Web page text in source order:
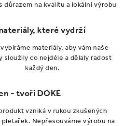
důrazem na kvalitu a lokální výrobu
které vydrží
materiály, aby vám naše
sloužily co nejdéle a dělaly radost
každý den.
- tvoří DOKE
vzniká v rukou zkušených
pletařek. Nepřesouváme výrobu na